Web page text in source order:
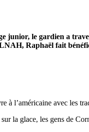
junior, le gardien a
Raphaël fait
à l’américaine avec les
la glace, les gens de